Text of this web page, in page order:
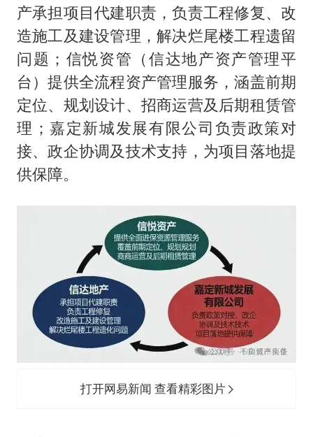
产承担项目代建职责，负责工程修复、改
造施工及建设管理，解决烂尾楼工程遗留
问题；信悦资管（信达地产资产管理平
台）提供全流程资产管理服务，涵盖前期
定位、规划设计、招商运营及后期租赁管
理；嘉定新城发展有限公司负责政策对
接、政企协调及技术支持，为项目落地提
供保障。
打开网易新闻 查看精彩图片